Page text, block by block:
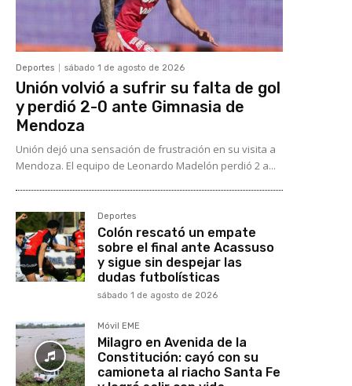
Deportes sábado 1 de agosto de 2026
Unión volvió a sufrir su falta de gol
y perdió 2-0 ante Gimnasia de
Mendoza
Unión dejó una sensación de frustración en su visita a
Mendoza. El equipo de Leonardo Madelón perdió 2 a...
Deportes
Colón rescató un empate
sobre el final ante Acassuso
y sigue sin despejar las
dudas futbolísticas
sábado 1 de agosto de 2026
Móvil EME
Milagro en Avenida de la
Constitución: cayó con su
camioneta al riacho Santa Fe